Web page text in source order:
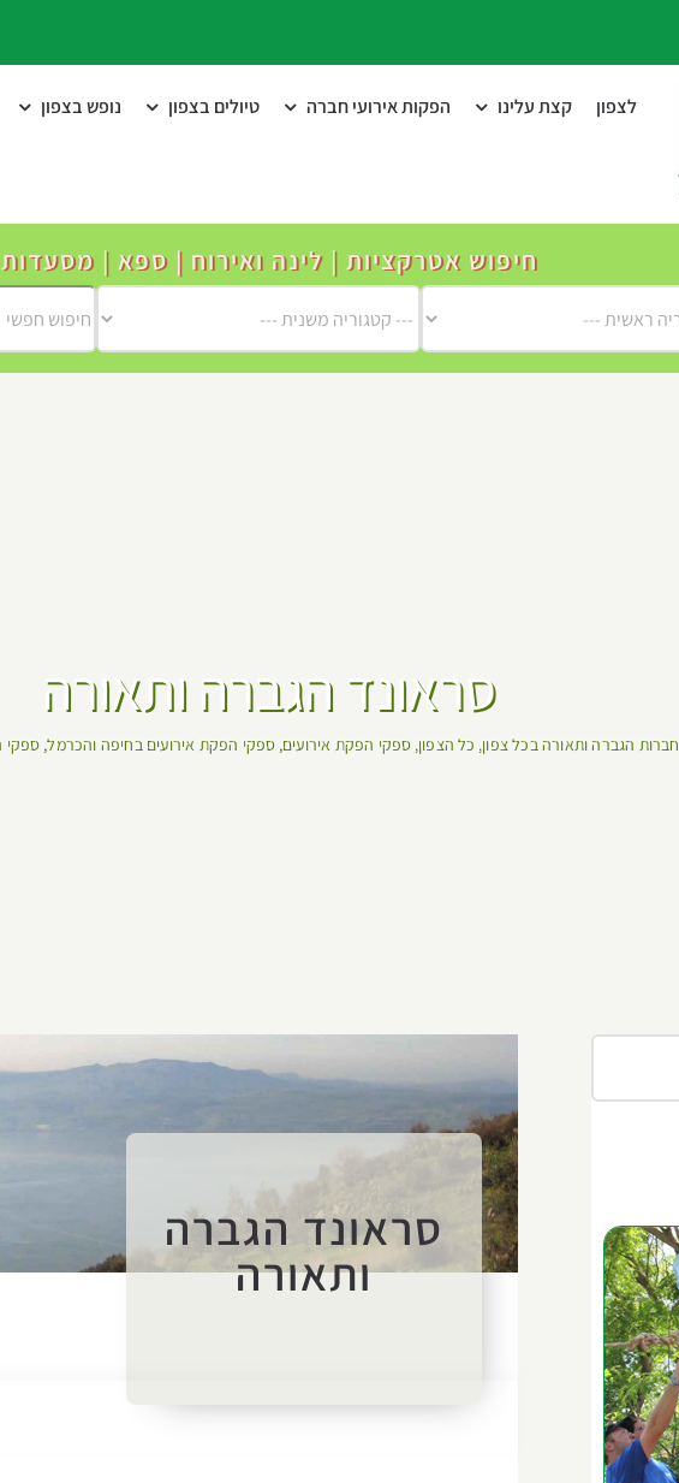
לצפון קצת עלינו הפקות אירועי חברה טיולים בצפון נופש בצפון
חיפוש אטרקציות | לינה ואירוח | ספא | מסעדות
סראונד הגברה ותאורה
חברות הגברה ותאורה בכל צפון כל הצפון ספקי הפקת אירועים ספקי הפקת אירועים בחיפה והכרמל ספקי
סראונד הגברה
ותאורה